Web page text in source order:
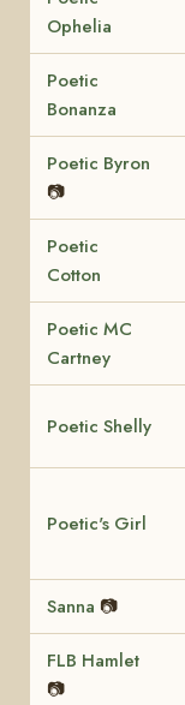
Ophelia
Poetic
Bonanza
Poetic Byron
📷
Poetic
Cotton
Poetic MC
Cartney
Poetic Shelly
Poetic's Girl
Sanna 📷
FLB Hamlet
📷